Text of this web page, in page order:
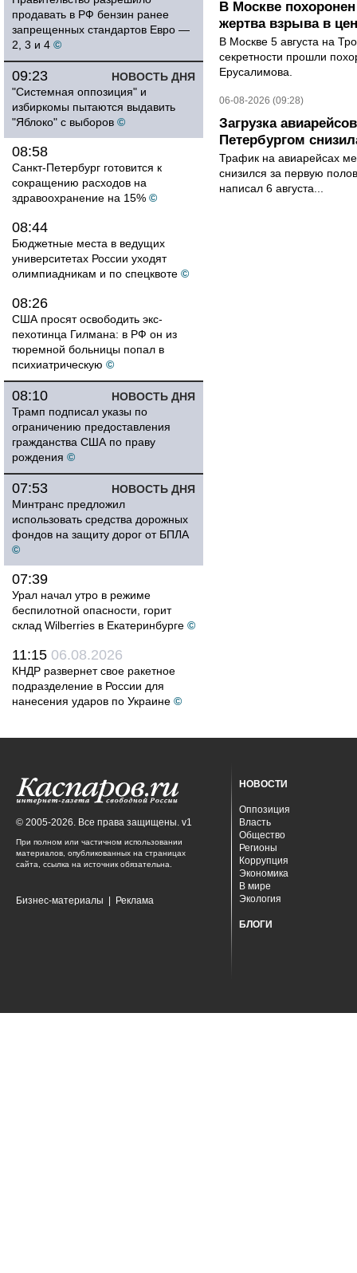
продавать в РФ бензин ранее
запрещенных стандартов Евро —
2, 3 и 4 ©
НОВОСТЬ ДНЯ
09:23
"Системная оппозиция" и
избиркомы пытаются выдавить
"Яблоко" с выборов ©
08:58
Санкт-Петербург готовится к
сокращению расходов на
здравоохранение на 15% ©
08:44
Бюджетные места в ведущих
университетах России уходят
олимпиадникам и по спецквоте ©
08:26
США просят освободить экс-
пехотинца Гилмана: в РФ он из
тюремной больницы попал в
психиатрическую ©
НОВОСТЬ ДНЯ
08:10
Трамп подписал указы по
ограничению предоставления
гражданства США по праву
рождения ©
НОВОСТЬ ДНЯ
07:53
Минтранс предложил
использовать средства дорожных
фондов на защиту дорог от БПЛА
©
07:39
Урал начал утро в режиме
беспилотной опасности, горит
склад Wilberries в Екатеринбурге ©
11:15 06.08.2026
КНДР развернет свое ракетное
подразделение в России для
нанесения ударов по Украине ©
В Москве
жертва взрыва в
В Москве 5 августа на
секретности прошли
Ерусалимова.
06-08-2026 (09:28)
Загрузка
Петербургом
Трафик на авиарейсах
снизился за первую
написал 6 августа...
© 2005-2026. Все права защищены. v1
При полном или частичном использовании
материалов, опубликованных на страницах
сайта, ссылка на источник обязательна.
Бизнес-материалы Реклама
НОВОСТИ
Оппозиция
Власть
Общество
Регионы
Коррупция
Экономика
В мире
Экология
БЛОГИ